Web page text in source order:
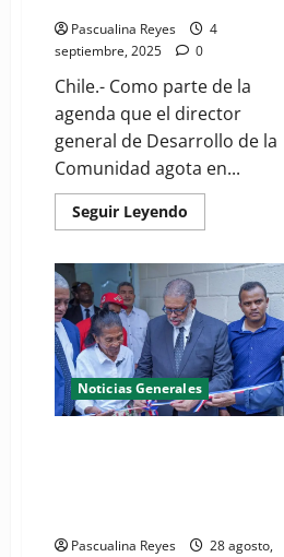
Pascualina Reyes
4
septiembre, 2025
0
Chile.- Como parte de la
agenda que el director
general de Desarrollo de la
Comunidad agota en...
Seguir Leyendo
more
de
Desarrollo
de
la
Comunidad
agota
agenda
en
Chile;
busca
Noticias Generales
Pascualina Reyes
28 agosto,